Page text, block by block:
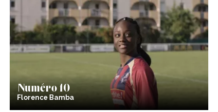
Numéro 10
Florence Bamba